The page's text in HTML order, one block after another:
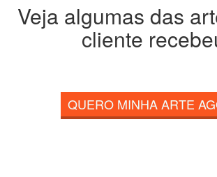
Veja algumas das
cliente
QUERO MINHA ARTE